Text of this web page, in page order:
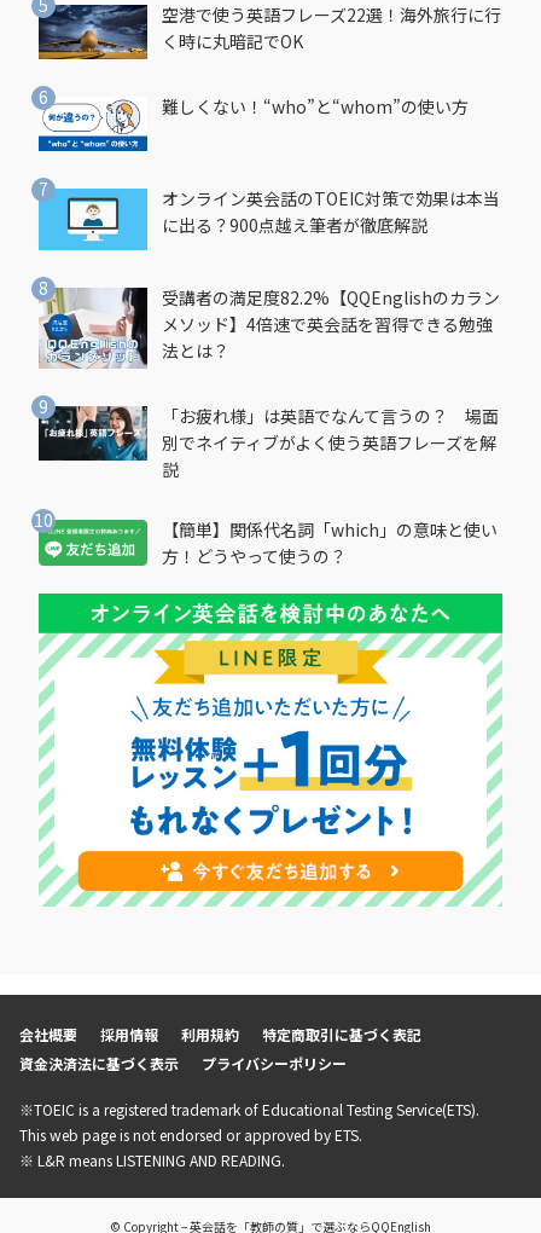
空港で使う英語フレーズ22選！海外旅行に行
く時に丸暗記でOK
難しくない！“who”と“whom”の使い方
オンライン英会話のTOEIC対策で効果は本当
に出る？900点越え筆者が徹底解説
受講者の満足度82.2%【QQEnglishのカラン
メソッド】4倍速で英会話を習得できる勉強
法とは？
「お疲れ様」は英語でなんて言うの？ 場面
別でネイティブがよく使う英語フレーズを解
説
【簡単】関係代名詞「which」の意味と使い
方！どうやって使うの？
会社概要 採用情報 利用規約
特定商取引に基づく表記
資金決済法に基づく表示
プライバシーポリシー
※TOEIC is a registered trademark of Educational Testing Service(ETS).
This web page is not endorsed or approved by ETS.
※ L&R means LISTENING AND READING.
© Copyright – 英会話を「教師の質」で選ぶならQQEnglish